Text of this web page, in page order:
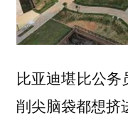
比亚迪堪比公
削尖脑袋都想挤